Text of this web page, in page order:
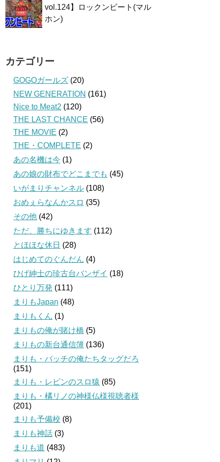
vol.124】ロックンビート(マル
ホン)
カテゴリー
GOGOガールズ (20)
NEW GENERATION (161)
Nice to Meat2 (120)
THE LAST CHANCE (56)
THE MOVIE (2)
THE・COMPLETE (2)
あの名機は今 (1)
あの娘の財布でどこまでも (45)
いがまりチャンネル (108)
おめぇらなんかスロ (35)
その他 (42)
ただ、勝ちにゆきます (112)
とほほな休日 (28)
はじめてのぐんだん (4)
ひげ紳士の珍古台バンザイ (18)
ひとり万発 (111)
まりもJapan (48)
まりもくん (1)
まりもの俺が賭け橋 (5)
まりもの新台通信簿 (136)
まりも・バッチの俺たちタッグだろ
(151)
まりも・レビンのスロ猿 (85)
まりも・橘リノの神様仏様視聴者様
(201)
まりも予備校 (8)
まりも神話 (3)
まりも道 (483)